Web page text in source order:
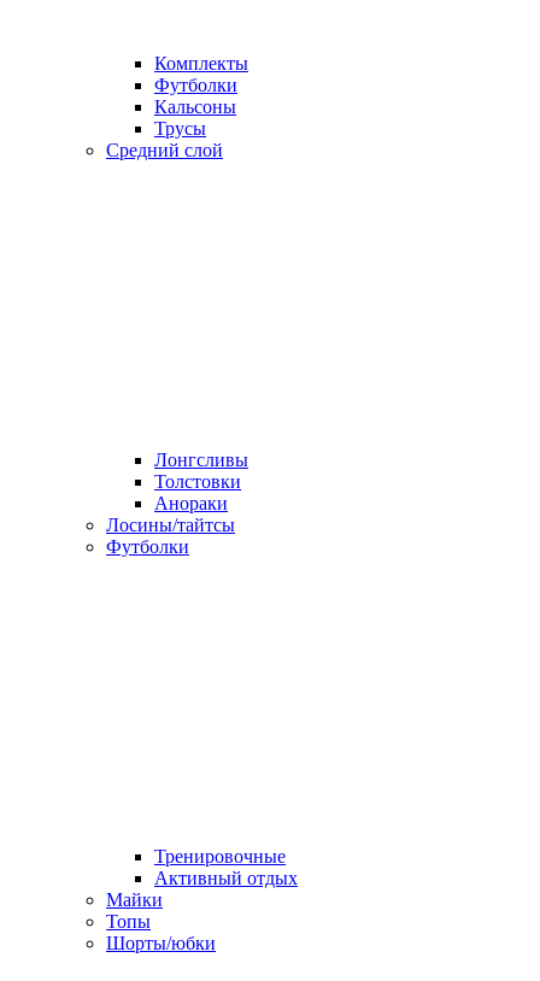
Комплекты
Футболки
Кальсоны
Трусы
Средний слой
Лонгсливы
Толстовки
Анораки
Лосины/тайтсы
Футболки
Тренировочные
Активный отдых
Майки
Топы
Шорты/юбки